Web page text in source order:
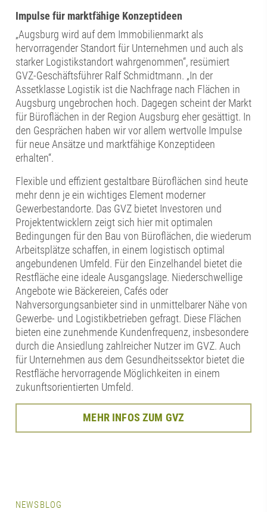
Impulse für marktfähige Konzeptideen
„Augsburg wird auf dem Immobilienmarkt als
hervorragender Standort für Unternehmen und auch als
starker Logistikstandort wahrgenommen“, resümiert
GVZ-Geschäftsführer Ralf Schmidtmann. „In der
Assetklasse Logistik ist die Nachfrage nach Flächen in
Augsburg ungebrochen hoch. Dagegen scheint der Markt
für Büroflächen in der Region Augsburg eher gesättigt. In
den Gesprächen haben wir vor allem wertvolle Impulse
für neue Ansätze und marktfähige Konzeptideen
erhalten“.
Flexible und effizient gestaltbare Büroflächen sind heute
mehr denn je ein wichtiges Element moderner
Gewerbestandorte. Das GVZ bietet Investoren und
Projektentwicklern zeigt sich hier mit optimalen
Bedingungen für den Bau von Büroflächen, die wiederum
Arbeitsplätze schaffen, in einem logistisch optimal
angebundenen Umfeld. Für den Einzelhandel bietet die
Restfläche eine ideale Ausgangslage. Niederschwellige
Angebote wie Bäckereien, Cafés oder
Nahversorgungsanbieter sind in unmittelbarer Nähe von
Gewerbe- und Logistikbetrieben gefragt. Diese Flächen
bieten eine zunehmende Kundenfrequenz, insbesondere
durch die Ansiedlung zahlreicher Nutzer im GVZ. Auch
für Unternehmen aus dem Gesundheitssektor bietet die
Restfläche hervorragende Möglichkeiten in einem
zukunftsorientierten Umfeld.
MEHR INFOS ZUM GVZ
NEWSBLOG